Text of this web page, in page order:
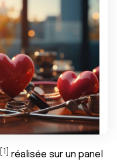
réalisée sur un panel